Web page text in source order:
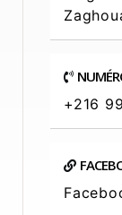
+216